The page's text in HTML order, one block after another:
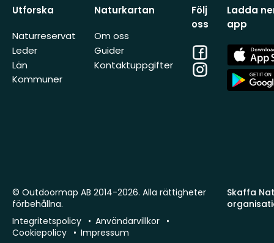
Utforska
Naturreservat
Leder
Län
Kommuner
Naturkartan
Om oss
Guider
Kontaktuppgifter
Följ
oss
Facebook
Instagram
Ladda
app
App
Store
App
Store
Skaffa
© Outdoormap AB 2014-2026. Alla rättigheter
förbehållna.
Integritetspolicy
Användarvillkor
Cookiepolicy
Impressum